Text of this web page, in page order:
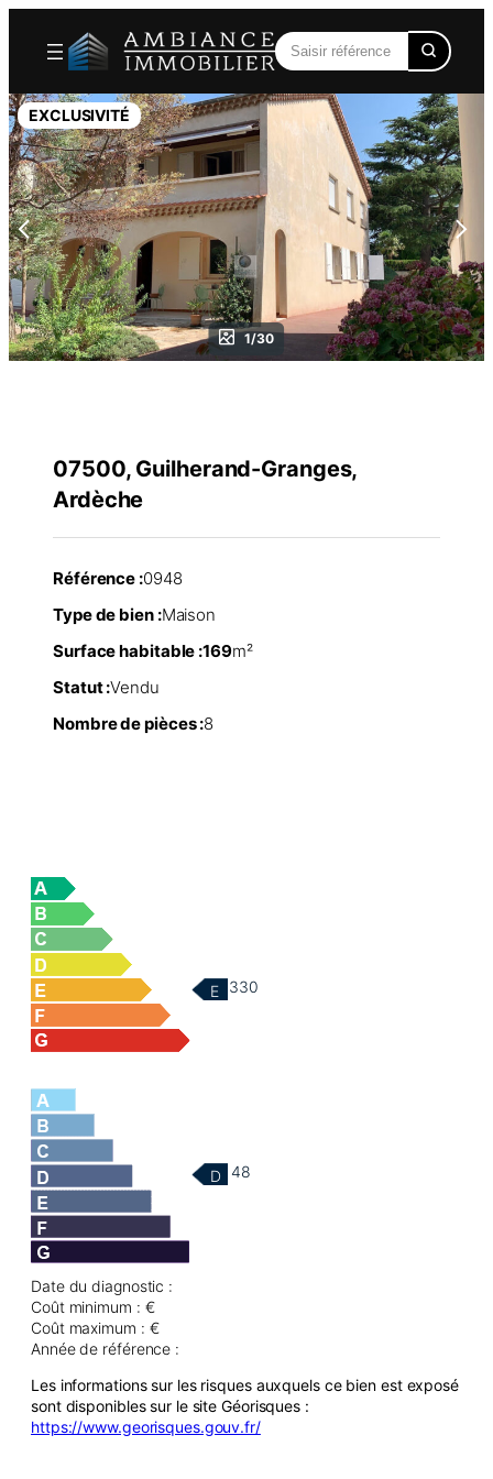
contenu
EXCLUSIVITÉ
1/30
07500, Guilherand-Granges,
Ardèche
Référence :0948
Type de bien :Maison
Surface habitable :169m²
Statut :Vendu
Nombre de pièces :8
E 330
D 48
Date du diagnostic :
Coût minimum : €
Coût maximum : €
Année de référence :
Les informations sur les risques auxquels ce bien est exposé
sont disponibles sur le site Géorisques :
https://www.georisques.gouv.fr/